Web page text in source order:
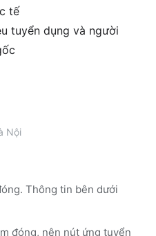
tế
tuyển dụng và người
Nội
Thông tin bên dưới
đóng, nên nút ứng tuyển